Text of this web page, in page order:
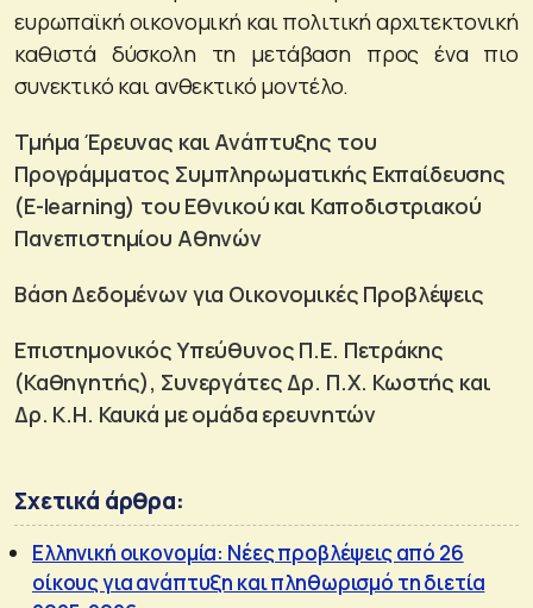
ευρωπαϊκή οικονομική και πολιτική αρχιτεκτονική
καθιστά δύσκολη τη μετάβαση προς ένα πιο
συνεκτικό και ανθεκτικό μοντέλο.
Τμήμα Έρευνας και Ανάπτυξης του
Προγράμματος Συμπληρωματικής Εκπαίδευσης
(E-learning) του Εθνικού και Καποδιστριακού
Πανεπιστημίου Αθηνών
Βάση Δεδομένων για Οικονομικές Προβλέψεις
Επιστημονικός Υπεύθυνος Π.Ε. Πετράκης
(Καθηγητής), Συνεργάτες Δρ. Π.Χ. Κωστής και
Δρ. Κ.Η. Καυκά με ομάδα ερευνητών
Σχετικά άρθρα:
Ελληνική οικονομία: Νέες προβλέψεις από 26
οίκους για ανάπτυξη και πληθωρισμό τη διετία